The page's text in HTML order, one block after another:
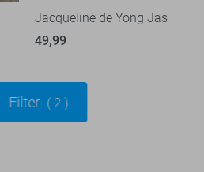
Jacqueline de Yong Jas
49,99
Filter 2